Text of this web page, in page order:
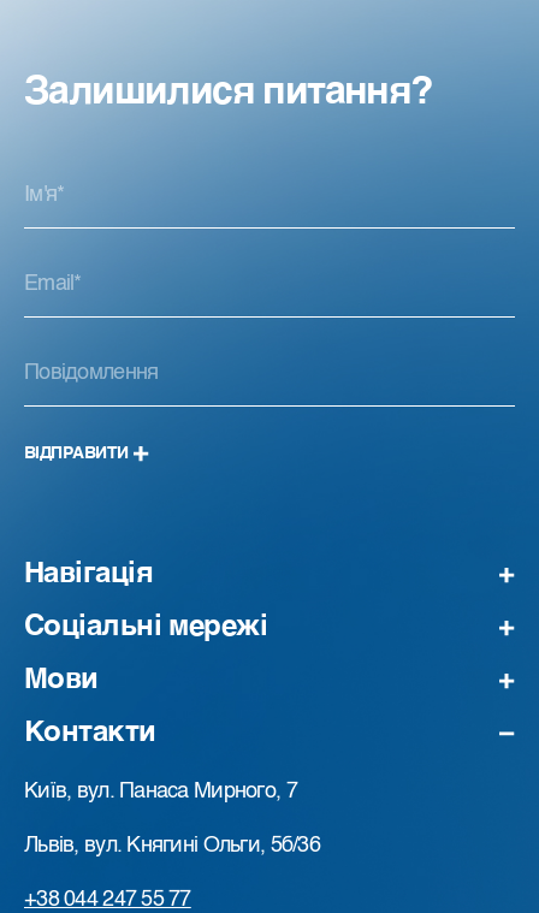
Залишилися питання?
ВІДПРАВИТИ
Навігація
Соціальні мережі
Мови
Контакти
Київ, вул. Панаса Мирного, 7
Львів, вул. Княгині Ольги, 5б/36
+38 044 247 55 77